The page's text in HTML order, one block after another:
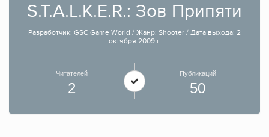
S.T.A.L.K.E.R.: Зов Припяти
Разработчик: GSC Game World / Жанр: Shooter / Дата выхода: 2
октября 2009 г.
Читателей
2
Публикаций
50